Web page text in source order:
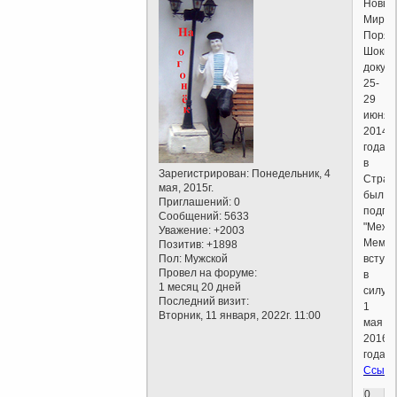
Зарегистрирован: Понедельник, 4
мая, 2015г.
Приглашений: 0
Сообщений: 5633
Уважение: +2003
Позитив: +1898
Пол: Мужской
Провел на форуме:
1 месяц 20 дней
Последний визит:
Вторник, 11 января, 2022г. 11:00
Новый
25-
29
июня
2014
года
в
был
в
силу
1
мая
2016
года.